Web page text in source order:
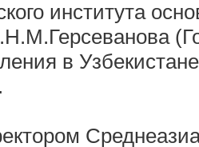
института
в